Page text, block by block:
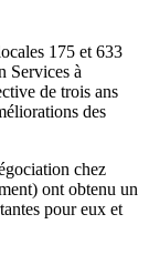
175 et 633
Services à
de trois ans
des
chez
ont obtenu un
pour eux et